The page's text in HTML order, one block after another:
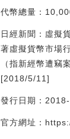
代幣總量：
日經新聞：虛擬
著虛擬貨幣市場
（指新經幣遭竊
[2018/5/11]
發行日期：
官方網址：